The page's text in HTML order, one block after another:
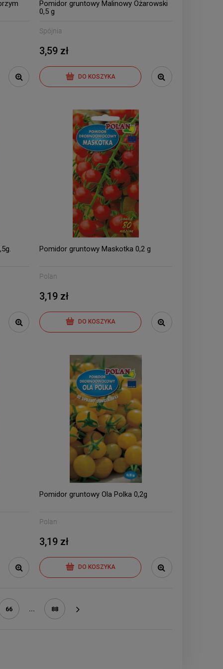
Mieszanka wieloletnia 10g.
Pomidor gruntowy Malinowy Ożarowski
0,5 g
Spójnia
3,59 zł
DO KOSZYKA
Pomidor gruntowy Maskotka 0,2 g
Polan
3,19 zł
DO KOSZYKA
Pomidor gruntowy Ola Polka 0,2g
Polan
3,19 zł
DO KOSZYKA
66 ... 88